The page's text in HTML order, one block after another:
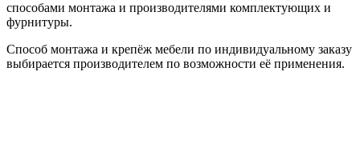
способами монтажа и производителями комплектующих и
фурнитуры.
Способ монтажа и крепёж мебели по индивидуальному заказу
выбирается производителем по возможности её применения.